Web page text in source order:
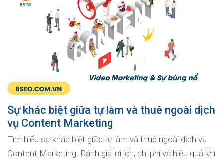
Sự khác biệt giữa tự làm và thuê ngoài dịch
vụ Content Marketing
Tìm hiểu sự khác biệt giữa tự làm và thuê ngoài dịch vụ
Content Marketing. Đánh giá lợi ích, chi phí và hiệu quả khi